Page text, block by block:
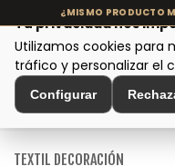
MENÚ
Inicio > Decoración de
TEXTIL DECORACIÓN
Tu privacidad nos
Utilizamos cookies para
tráfico y personalizar el
Configurar